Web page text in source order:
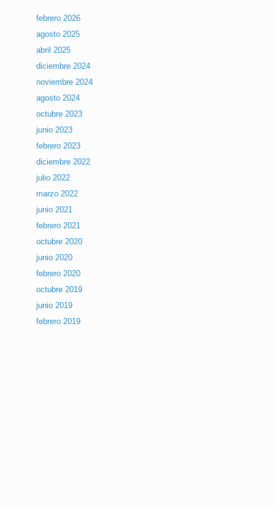
febrero 2026
agosto 2025
abril 2025
diciembre 2024
noviembre 2024
agosto 2024
octubre 2023
junio 2023
febrero 2023
diciembre 2022
julio 2022
marzo 2022
junio 2021
febrero 2021
octubre 2020
junio 2020
febrero 2020
octubre 2019
junio 2019
febrero 2019